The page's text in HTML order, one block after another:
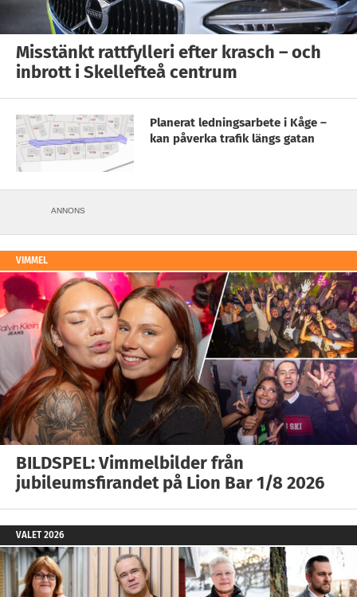
Misstänkt rattfylleri efter krasch – och
inbrott i Skellefteå centrum
Planerat ledningsarbete i Kåge –
kan påverka trafik längs gatan
ANNONS
VIMMEL
BILDSPEL: Vimmelbilder från
jubileumsfirandet på Lion Bar 1/8 2026
VALET 2026